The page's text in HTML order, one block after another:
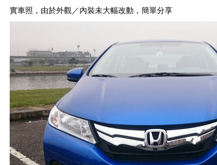
實車照，由於外觀／內裝未大幅改動，簡單分享